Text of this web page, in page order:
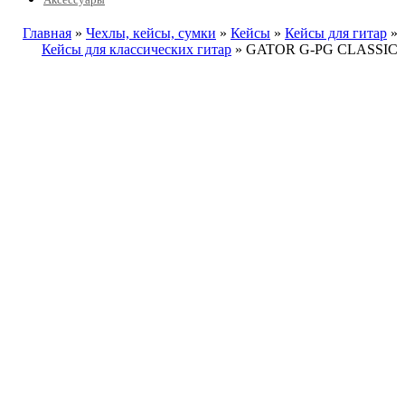
Главная » Чехлы, кейсы, сумки » Кейсы » Кейсы для гитар »
Кейсы для классических гитар » GATOR G-PG CLASSIC